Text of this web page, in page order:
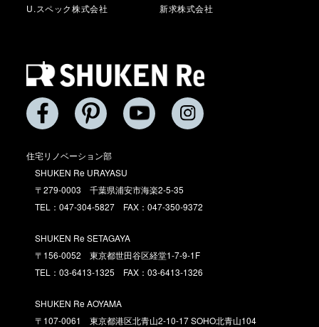
住宅リノベーション部
SHUKEN Re URAYASU
〒279-0003 千葉県浦安市海楽2-5-35
TEL：047-304-5827 FAX：047-350-9372
SHUKEN Re SETAGAYA
〒156-0052 東京都世田谷区経堂1-7-9-1F
TEL：03-6413-1325 FAX：03-6413-1326
SHUKEN Re AOYAMA
〒107-0061 東京都港区北青山2-10-17 SOHO北青山104
U.スペック株式会社
新求株式会社